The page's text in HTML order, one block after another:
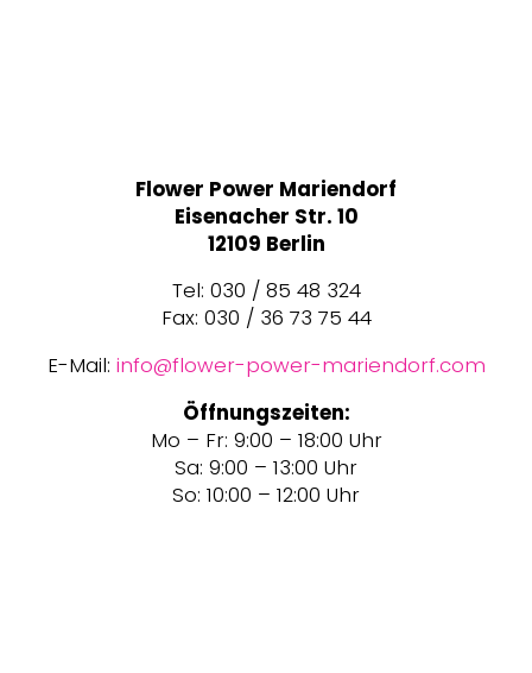
Flower Power Mariendorf
Eisenacher Str. 10
12109 Berlin
Tel: 030 / 85 48 324
Fax: 030 / 36 73 75 44
E-Mail: info@flower-power-mariendorf.com
Öffnungszeiten:
Mo – Fr: 9:00 – 18:00 Uhr
Sa: 9:00 – 13:00 Uhr
So: 10:00 – 12:00 Uhr